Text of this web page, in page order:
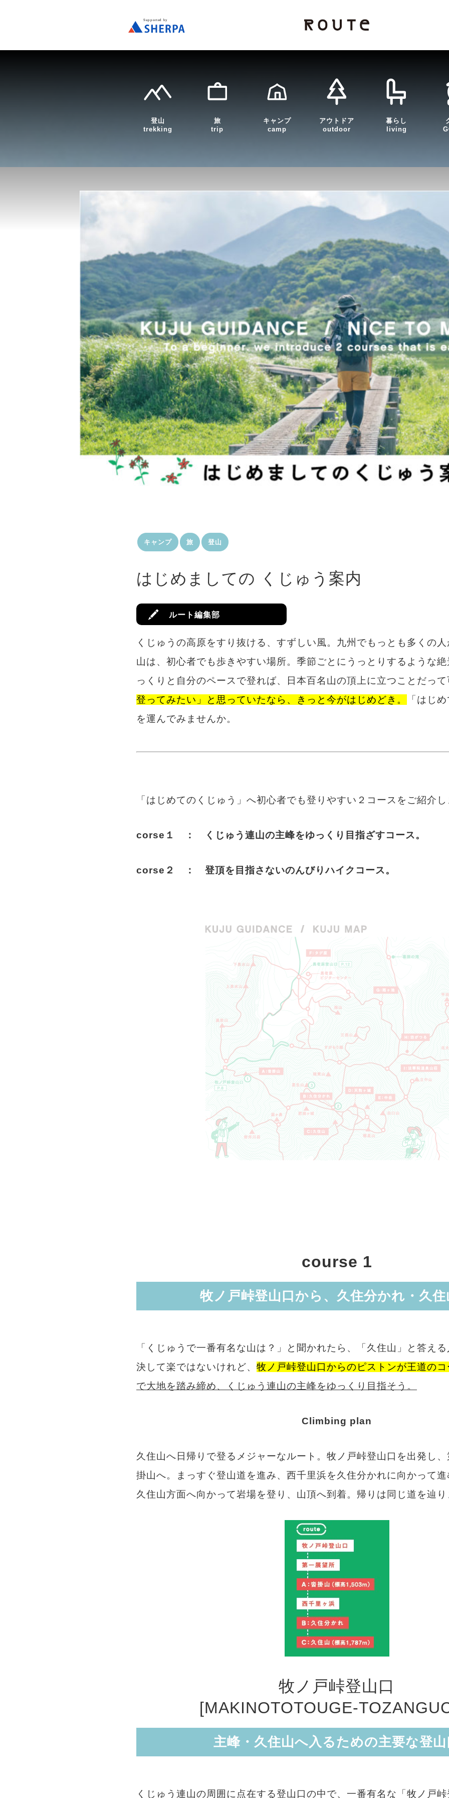
登山
trekking
旅
trip
キャンプ
camp
アウトドア
outdoor
暮らし
living
キャンプ 旅 登山
はじめましての くじゅう案内
ルート編集部
くじゅうの高原をすり抜ける、すずしい風。九州でもっとも多くの
山は、初心者でも歩きやすい場所。季節ごとにうっとりするような
っくりと自分のペースで登れば、日本百名山の頂上に立つことだって
登ってみたい」と思っていたなら、きっと今がはじめどき。
「はじ
を運んでみませんか。
「はじめてのくじゅう」へ初心者でも登りやすい２コースをご紹介し
corse１ ： くじゅう連山の主峰をゆっくり目指ざすコース。
corse２ ： 登頂を目指さないのんびりハイクコース。
course 1
牧ノ戸峠登山口から、久住分かれ・久住
「くじゅうで一番有名な山は？」と聞かれたら、「久住山」と答える
決して楽ではないけれど、 牧ノ戸峠登山口からのピストンが王道のコ
で大地を踏み締め、くじゅう連山の主峰をゆっくり目指そう。
Climbing plan
久住山へ日帰りで登るメジャーなルート。牧ノ戸峠登山口を出発し
掛山へ。まっすぐ登山道を進み、西千里浜を久住分かれに向かって
久住山方面へ向かって岩場を登り、山頂へ到着。帰りは同じ道を辿り
牧ノ戸峠登山口
[MAKINOTOTOUGE-
主峰・久住山へ入るための主要な登山
くじゅう連山の周囲に点在する登山口の中で、一番有名な「牧ノ戸